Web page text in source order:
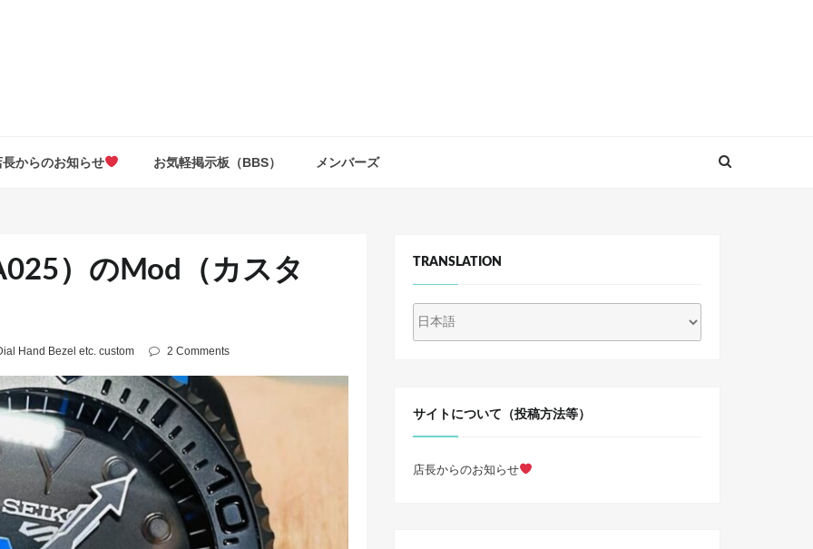
長からのお知らせ お気軽掲示板（BBS） メンバーズ
）のMod（カスタ
Hand Bezel etc. custom 2 Comments
TRANSLATION
サイトについて（投稿方法等）
店長からのお知らせ